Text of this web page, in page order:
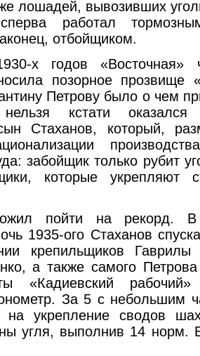
лошадей, вывозивших
сперва работал
отбойщиком.
х годов «Восточная»
позорное прозвище
Петрову было о чем
кстати оказался
сын Стаханов, который,
забойщик только рубит
которые укрепляют
пойти на рекорд.
1935-ого Стаханов
крепильщиков
а также самого
«Кадиевский
За 5 с небольшим
на укрепление сводов
угля, выполнив 14 норм.